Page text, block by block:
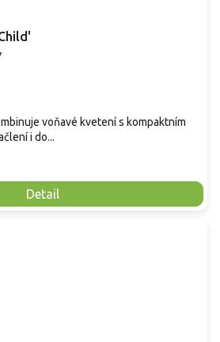
Detail
voňavé kvetení s kompaktním
i do...